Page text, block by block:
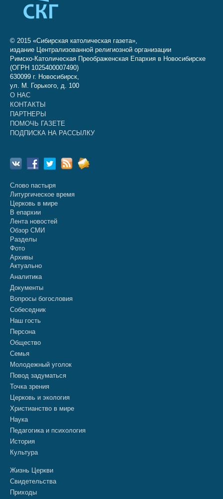
© 2015 «Сибирская католическая газета»,
издание Централизованной религиозной организации
Римско-Католическая Преображенская Епархия в Новосибирске
(ОГРН 1025400007490)
630099 г. Новосибирск,
ул. М. Горького, д. 100
О НАС
КОНТАКТЫ
ПАРТНЕРЫ
ПОМОЧЬ ГАЗЕТЕ
ПОДПИСКА НА РАССЫЛКУ
Слово пастыря
Литургическое время
Церковь в мире
В епархии
Лента новостей
Обзор СМИ
Разделы
Фото
Архивы
Актуально
Аналитика
Документы
Вопросы богословия
Собеседник
Наш гость
Персона
Общество
Семья
Молодежный уголок
Повод задуматься
Точка зрения
Церковь и экология
Христианство в мире
Наука
Педагогика и психология
История
Культура
Жизнь Церкви
Свидетельства
Приходы